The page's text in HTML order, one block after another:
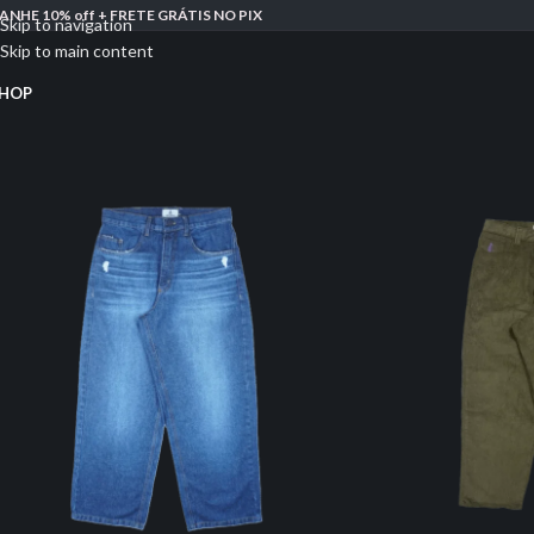
Skip to navigation
Skip to main content
10% off + FRETE GRÁTIS NO PIX